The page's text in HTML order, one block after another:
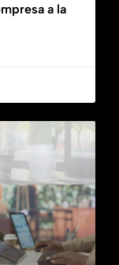
a la